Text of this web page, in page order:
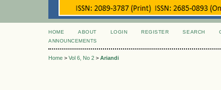
HOME ABOUT LOGIN REGISTER SEARCH
ANNOUNCEMENTS
Home > Vol 6, No 2 > Ariandi